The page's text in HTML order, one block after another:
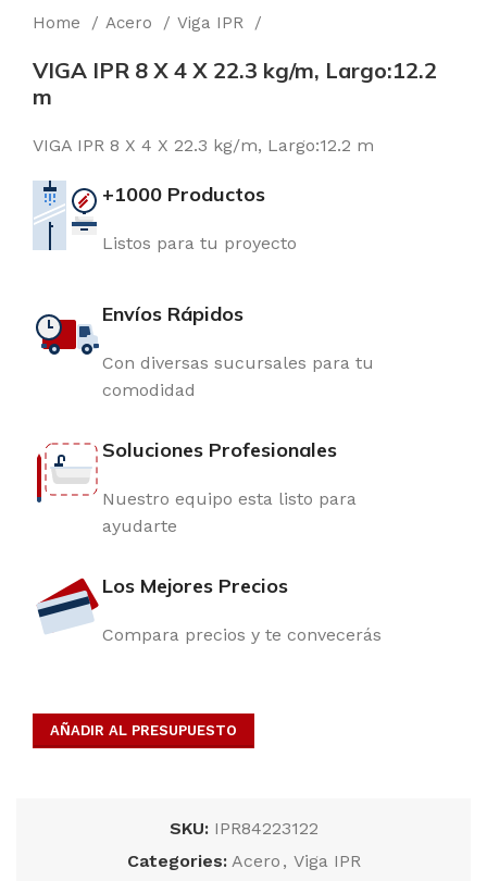
Home Acero Viga IPR
VIGA IPR 8 X 4 X 22.3 kg/m, Largo:12.2
m
VIGA IPR 8 X 4 X 22.3 kg/m, Largo:12.2 m
+1000 Productos
Listos para tu proyecto
Envíos Rápidos
Con diversas sucursales para tu
comodidad
Soluciones Profesionales
Nuestro equipo esta listo para
ayudarte
Los Mejores Precios
Compara precios y te convecerás
AÑADIR AL PRESUPUESTO
SKU: IPR84223122
Categories: Acero , Viga IPR